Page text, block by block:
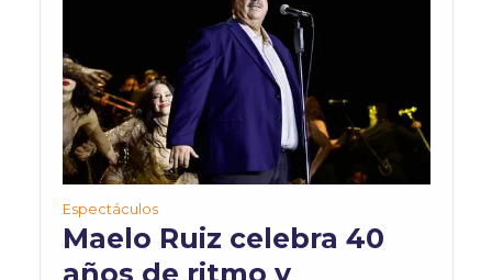
Espectáculos
Maelo Ruiz celebra 40
años de ritmo y